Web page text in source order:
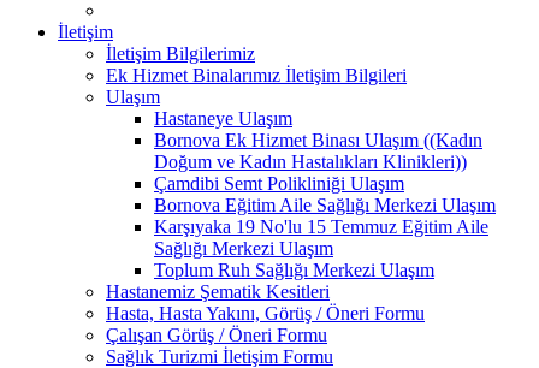
İletişim
İletişim Bilgilerimiz
Ek Hizmet Binalarımız İletişim Bilgileri
Ulaşım
Hastaneye Ulaşım
Bornova Ek Hizmet Binası Ulaşım ((Kadın
Doğum ve Kadın Hastalıkları Klinikleri))
Çamdibi Semt Polikliniği Ulaşım
Bornova Eğitim Aile Sağlığı Merkezi Ulaşım
Karşıyaka 19 No'lu 15 Temmuz Eğitim Aile
Sağlığı Merkezi Ulaşım
Toplum Ruh Sağlığı Merkezi Ulaşım
Hastanemiz Şematik Kesitleri
Hasta, Hasta Yakını, Görüş / Öneri Formu
Çalışan Görüş / Öneri Formu
Sağlık Turizmi İletişim Formu